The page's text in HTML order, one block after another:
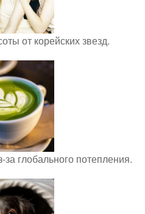
от корейских звезд.
глобального потепления.